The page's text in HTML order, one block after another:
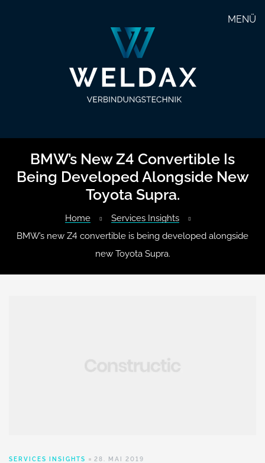
MENÜ
BMW’s New Z4 Convertible Is
Being Developed Alongside New
Toyota Supra.
Home
Services Insights
BMW’s new Z4 convertible is being developed alongside
new Toyota Supra.
SERVICES INSIGHTS 28. MAI 2019